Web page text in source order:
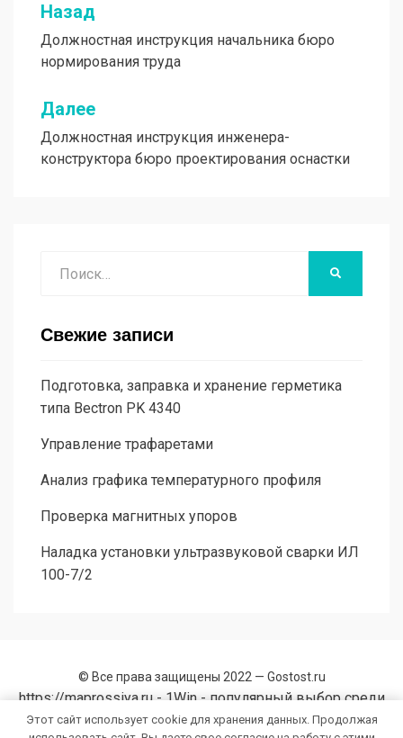
Навигация
по
записям
Назад
Должностная инструкция начальника бюро
нормирования труда
Далее
Должностная инструкция инженера-
конструктора бюро проектирования оснастки
Свежие записи
Подготовка, заправка и хранение герметика
типа Bectron PK 4340
Управление трафаретами
Анализ графика температурного профиля
Проверка магнитных упоров
Наладка установки ультразвуковой сварки ИЛ
100-7/2
© Все права защищены 2022 — Gostost.ru
https://maprossiya.ru - 1Win - популярный выбор среди
российских игроков, делающих ставки на спорт.
Этот сайт использует cookie для хранения данных. Продолжая